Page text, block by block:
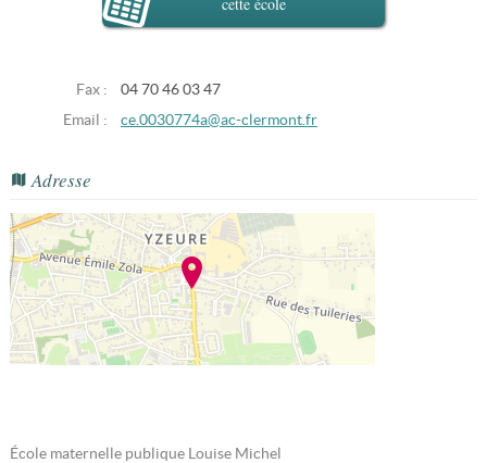
Fax :
04 70 46 03 47
Email :
ce.0030774a@ac-clermont.fr
Adresse
École maternelle publique Louise Michel